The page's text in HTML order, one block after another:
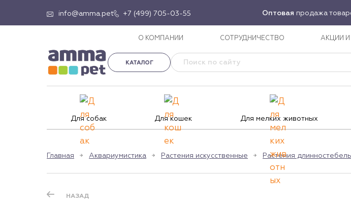
info@amma.pet +7 (499) 705-03-55 Оптовая продажа
О КОМПАНИИ СОТРУДНИЧЕСТВО АКЦИИ
КАТАЛОГ
Для собак Для кошек Для мелких животных
Главная Аквариумистика Растения искусственные Растения
НАЗАД